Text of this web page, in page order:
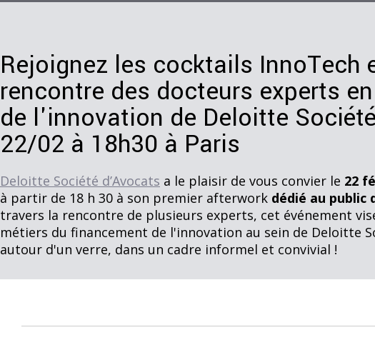
Rejoignez les cocktails InnoTech
rencontre des docteurs experts
de l'innovation de Deloitte
22/02 à 18h30 à Paris
Deloitte Société d’Avocats a le plaisir de vous convier le 22
à partir de 18 h 30 à son premier afterwork dédié au public
travers la rencontre de plusieurs experts, cet événement
métiers du financement de l'innovation au sein de Deloitte
autour d'un verre, dans un cadre informel et convivial !